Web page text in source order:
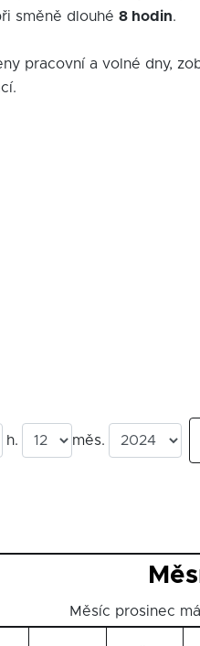
směně dlouhé 8 hodin.
pracovní a volné dny,
h. měs.
Měsíc prosinec má